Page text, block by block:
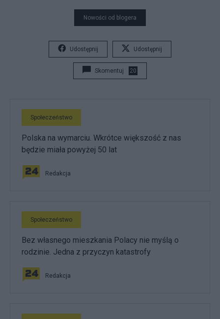
Nowości od blogera
Udostępnij Udostępnij
Skomentuj 20
Społeczeństwo
Polska na wymarciu. Wkrótce większość z nas
będzie miała powyżej 50 lat
Redakcja
Społeczeństwo
Bez własnego mieszkania Polacy nie myślą o
rodzinie. Jedna z przyczyn katastrofy
Redakcja